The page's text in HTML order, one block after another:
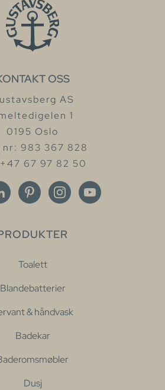
OSS
AS
1
0195 Oslo
nr: 983 367 828
67 97 82 50
Toalett
Blandebatterier
& håndvask
Badekar
Dusj